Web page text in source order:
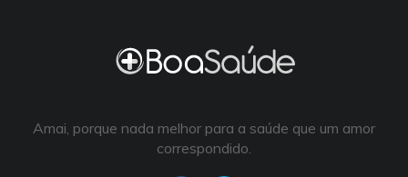
Amai, porque nada melhor para a saúde que um amor
correspondido.